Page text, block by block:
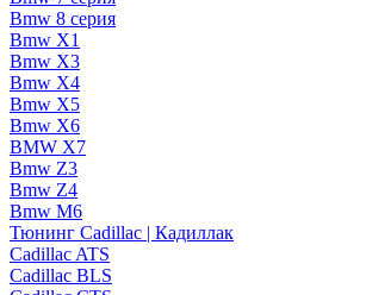
Bmw 8 серия
Bmw X1
Bmw X3
Bmw X4
Bmw X5
Bmw X6
BMW X7
Bmw Z3
Bmw Z4
Bmw М6
Тюнинг Cadillac | Кадиллак
Cadillac ATS
Cadillac BLS